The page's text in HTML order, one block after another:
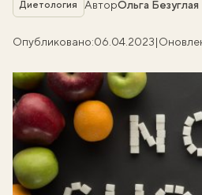
Диетология АвторОльга Безуглая
Опубликовано:06.04.2023|